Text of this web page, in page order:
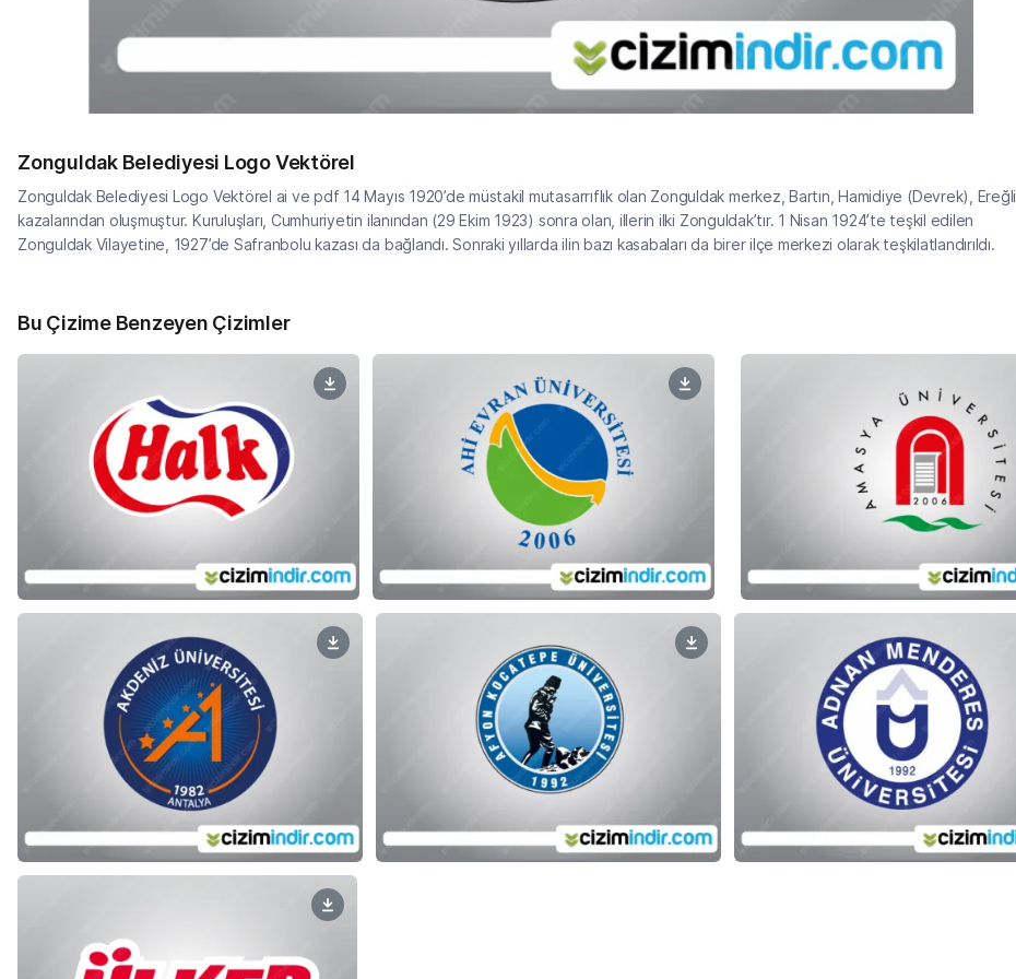
Zonguldak Belediyesi Logo Vektörel
Zonguldak Belediyesi Logo Vektörel ai ve pdf 14 Mayıs 1920’de müstakil mutasarrıflık olan Zonguldak merkez, Bartın, Hamidiye (Devrek), Ereğli
kazalarından oluşmuştur. Kuruluşları, Cumhuriyetin ilanından (29 Ekim 1923) sonra olan, illerin ilki Zonguldak’tır. 1 Nisan 1924’te teşkil edilen
Zonguldak Vilayetine, 1927’de Safranbolu kazası da bağlandı. Sonraki yıllarda ilin bazı kasabaları da birer ilçe merkezi olarak teşkilatlandırıldı.
Bu Çizime Benzeyen Çizimler